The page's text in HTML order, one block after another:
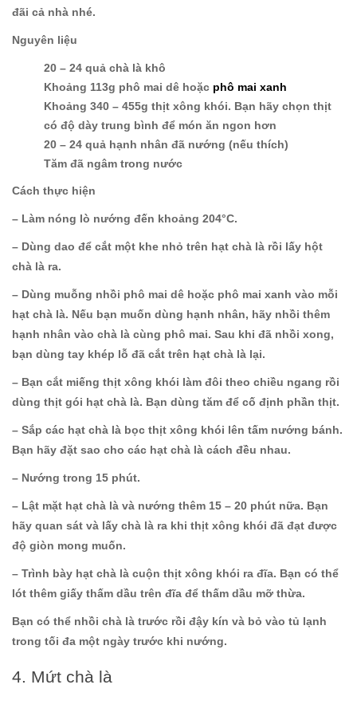
đãi cả nhà nhé.
Nguyên liệu
20 – 24 quả chà là khô
Khoảng 113g phô mai dê hoặc phô mai xanh
Khoảng 340 – 455g thịt xông khói. Bạn hãy chọn thịt
có độ dày trung bình để món ăn ngon hơn
20 – 24 quả hạnh nhân đã nướng (nếu thích)
Tăm đã ngâm trong nước
Cách thực hiện
– Làm nóng lò nướng đến khoảng 204°C.
– Dùng dao để cắt một khe nhỏ trên hạt chà là rồi lấy hột
chà là ra.
– Dùng muỗng nhồi phô mai dê hoặc phô mai xanh vào mỗi
hạt chà là. Nếu bạn muốn dùng hạnh nhân, hãy nhồi thêm
hạnh nhân vào chà là cùng phô mai. Sau khi đã nhồi xong,
bạn dùng tay khép lỗ đã cắt trên hạt chà là lại.
– Bạn cắt miếng thịt xông khói làm đôi theo chiều ngang rồi
dùng thịt gói hạt chà là. Bạn dùng tăm để cố định phần thịt.
– Sắp các hạt chà là bọc thịt xông khói lên tấm nướng bánh.
Bạn hãy đặt sao cho các hạt chà là cách đều nhau.
– Nướng trong 15 phút.
– Lật mặt hạt chà là và nướng thêm 15 – 20 phút nữa. Bạn
hãy quan sát và lấy chà là ra khi thịt xông khói đã đạt được
độ giòn mong muốn.
– Trình bày hạt chà là cuộn thịt xông khói ra đĩa. Bạn có thể
lót thêm giấy thấm dầu trên đĩa để thấm dầu mỡ thừa.
Bạn có thể nhồi chà là trước rồi đậy kín và bỏ vào tủ lạnh
trong tối đa một ngày trước khi nướng.
4. Mứt chà là